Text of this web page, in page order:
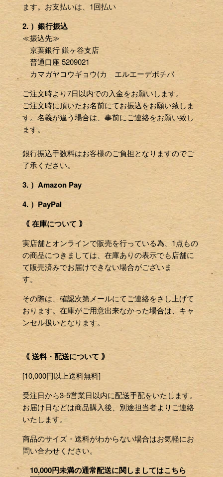
ます。お支払いは、1回払い
2. ）銀行振込
≪振込先≫
京葉銀行 鎌ヶ谷支店
普通口座 5209021
カマガヤコウギョウ(カ エルエーデポチバ
ご注文時より7日以内での入金をお願いします。
ご注文時に頂いたお名前にてお振込をお願い致しま
す。名義が違う場合は、事前にご連絡をお願い致し
ます。
銀行振込手数料はお客様のご負担となりますのでご
了承ください。
3. ）Amazon Pay
4. ）PayPal
｟ 在庫について ｠
実店舗とオンラインで販売を行っている為、1点もの
の商品につきましては、在庫ありの表示でも店舗に
て販売済みでお届けできない場合がございま
す。
その際は、確認次第メールにてご連絡をさし上げて
おります。在庫がご用意出来なかった場合は、キャ
ンセル扱いとなります。
｟ 送料・配送について ｠
[10,000円以上送料無料]
受注日から3-5営業日以内に配送手配をいたします。
お届け日などは商品購入後、別途担当者よりご連絡
いたします。
商品のサイズ・送料がわからない場合はお気軽にお
問い合わせください。
10,000円未満の通常配送に関しましてはこちら